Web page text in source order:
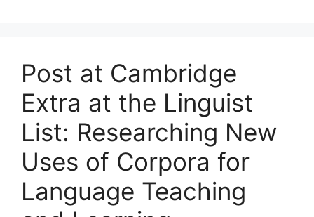
Post at Cambridge
Extra at the Linguist
List: Researching New
Uses of Corpora for
Language Teaching